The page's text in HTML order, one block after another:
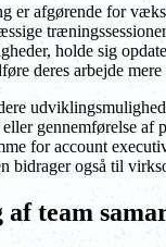
er afgørende for
holde sig
deres arbejde
gennemførelse af
for account
bidrager også til
team